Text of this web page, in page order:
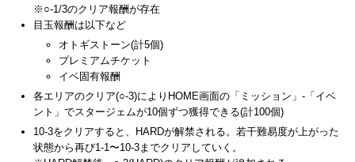
※○-1/3のクリア報酬が存在
目玉報酬は以下など
オトギストーン(計5個)
プレミアムチケット
イベ固有報酬
各エリアのクリア(○-3)によりHOME画面の「ミッション」-「イベ
ント」でスタージェムが10個ずつ獲得できる(計100個)
10-3をクリアすると、HARDが解禁される。若干難易度が上がった
状態から再び1-1〜10-3までクリアしていく。